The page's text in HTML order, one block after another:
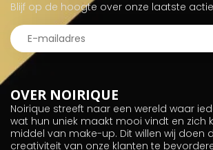
OVER NOIRIQUE
Noirique streeft naar een wereld waar
wat hun uniek maakt mooi vindt en zich
middel van make-up. Dit willen wij doen
creativiteit van onze klanten te
Blijf op de hoogte over onze laatste